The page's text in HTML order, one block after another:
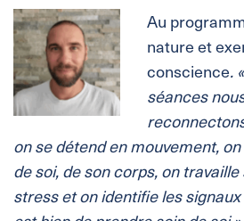
Au
nature et
conscience.
séances
on se détend en mouvement,
de soi, de son corps, on
stress et on identifie les signaux